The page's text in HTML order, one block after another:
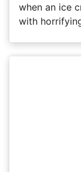
when an ice
with